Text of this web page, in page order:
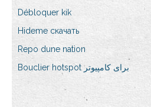
Débloquer kik
Hideme скачать
Repo dune nation
Bouclier hotspot برای کامپیوتر